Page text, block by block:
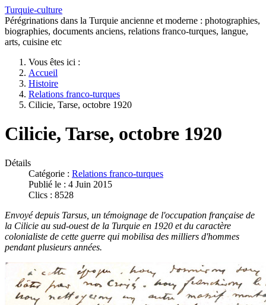
Turquie-culture
Pérégrinations dans la Turquie ancienne et moderne : photographies,
biographies, documents anciens, relations franco-turques, langue,
arts, cuisine etc
Vous êtes ici :
Accueil
Histoire
Relations franco-turques
Cilicie, Tarse, octobre 1920
Cilicie, Tarse, octobre 1920
Détails
Catégorie : Relations franco-turques
Publié le : 4 Juin 2015
Clics : 8528
Envoyé depuis Tarsus, un témoignage de l'occupation française de
la Cilicie au sud-ouest de la Turquie en 1920 et du caractère
colonialiste de cette guerre qui mobilisa des milliers d'hommes
pendant plusieurs années.